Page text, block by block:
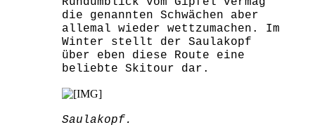
die genannten Schwächen aber
allemal wieder wettzumachen. Im
Winter stellt der Saulakopf
über eben diese Route eine
beliebte Skitour dar.
Saulakopf.